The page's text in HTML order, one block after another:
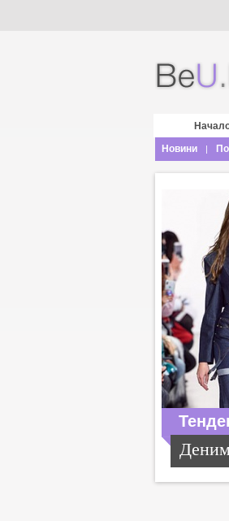
Новини |